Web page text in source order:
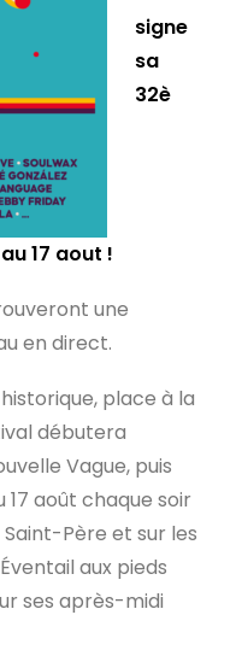
signe
sa
32è
17 aout !
une
en direct.
place à la
débutera
Vague, puis
17 août chaque soir
Père et sur les
aux pieds
ses après-midi